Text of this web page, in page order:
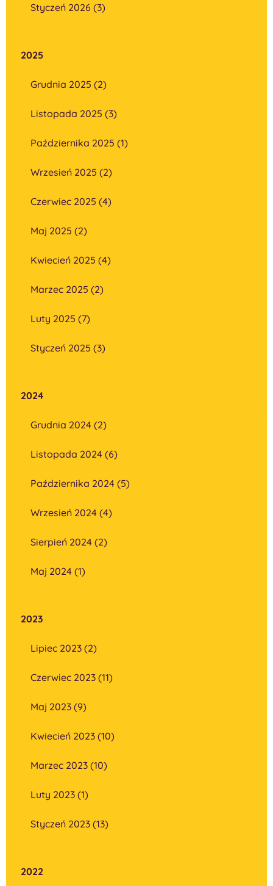
Styczeń 2026 (3)
2025
Grudnia 2025 (2)
Listopada 2025 (3)
Października 2025 (1)
Wrzesień 2025 (2)
Czerwiec 2025 (4)
Maj 2025 (2)
Kwiecień 2025 (4)
Marzec 2025 (2)
Luty 2025 (7)
Styczeń 2025 (3)
2024
Grudnia 2024 (2)
Listopada 2024 (6)
Października 2024 (5)
Wrzesień 2024 (4)
Sierpień 2024 (2)
Maj 2024 (1)
2023
Lipiec 2023 (2)
Czerwiec 2023 (11)
Maj 2023 (9)
Kwiecień 2023 (10)
Marzec 2023 (10)
Luty 2023 (1)
Styczeń 2023 (13)
2022